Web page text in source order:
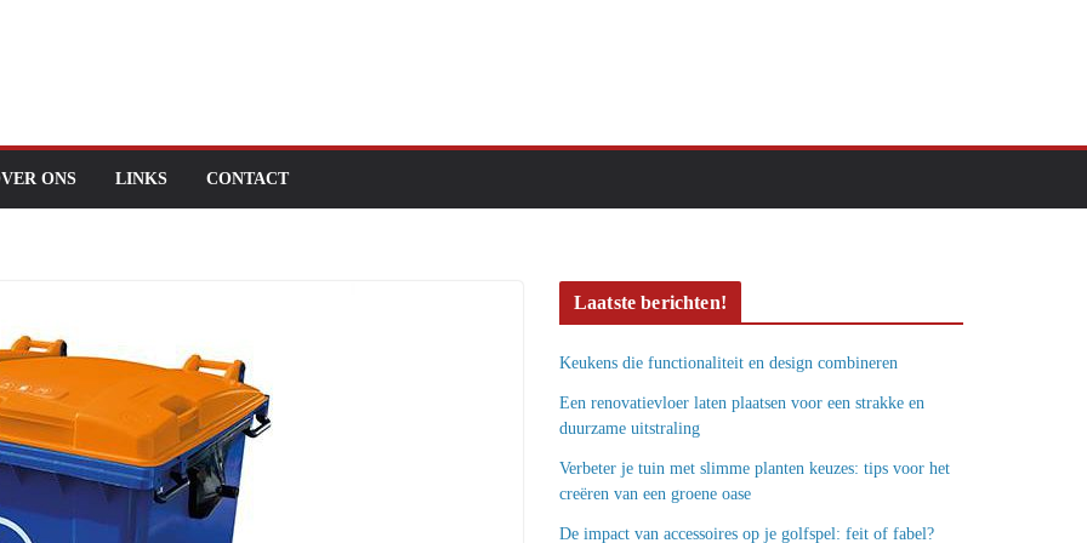
ONS LINKS CONTACT
Laatste berichten!
Keukens die functionaliteit en design combineren
Een renovatievloer laten plaatsen voor een strakke en
duurzame uitstraling
Verbeter je tuin met slimme planten keuzes: tips voor het
creëren van een groene oase
De impact van accessoires op je golfspel: feit of fabel?